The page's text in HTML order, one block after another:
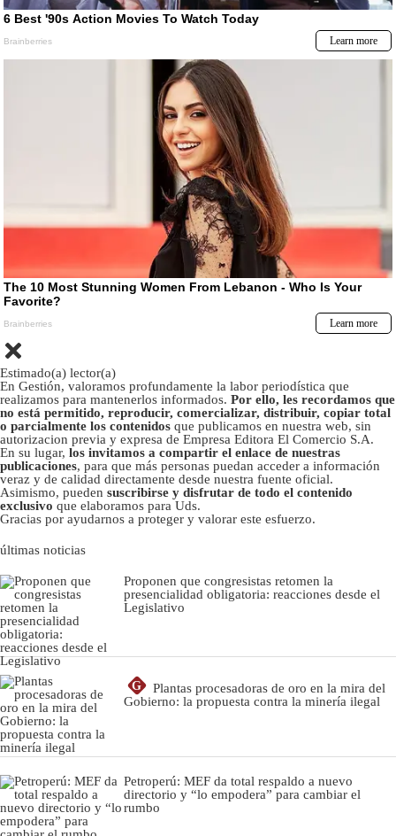
Estimado(a) lector(a)
En Gestión, valoramos profundamente la labor periodística que
realizamos para mantenerlos informados. Por ello, les recordamos que
no está permitido, reproducir, comercializar, distribuir, copiar total
o parcialmente los contenidos que publicamos en nuestra web, sin
autorizacion previa y expresa de Empresa Editora El Comercio S.A.
En su lugar, los invitamos a compartir el enlace de nuestras
publicaciones, para que más personas puedan acceder a información
veraz y de calidad directamente desde nuestra fuente oficial.
Asimismo, pueden suscribirse y disfrutar de todo el contenido
exclusivo que elaboramos para Uds.
Gracias por ayudarnos a proteger y valorar este esfuerzo.
últimas noticias
Proponen que congresistas retomen la
presencialidad obligatoria: reacciones desde el
Legislativo
G
Plantas procesadoras de oro en la mira del
Gobierno: la propuesta contra la minería ilegal
Petroperú: MEF da total respaldo a nuevo
directorio y “lo empodera” para cambiar el
rumbo